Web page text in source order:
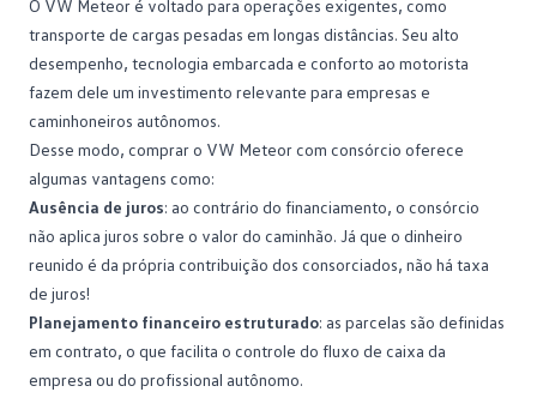
O VW Meteor é voltado para operações exigentes, como
transporte de cargas pesadas em longas distâncias. Seu alto
desempenho, tecnologia embarcada e conforto ao motorista
fazem dele um investimento relevante para empresas e
caminhoneiros autônomos.
Desse modo, comprar o VW Meteor com consórcio oferece
algumas vantagens como:
Ausência de juros: ao contrário do financiamento, o consórcio
não aplica juros sobre o valor do caminhão. Já que o dinheiro
reunido é da própria contribuição dos consorciados, não há taxa
de juros!
Planejamento financeiro estruturado: as parcelas são definidas
em contrato, o que facilita o controle do fluxo de caixa da
empresa ou do profissional autônomo.